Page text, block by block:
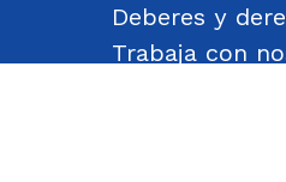
Deberes y
Trabaja con